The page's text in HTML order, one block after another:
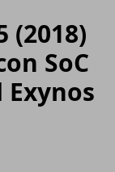
(2018)
SoC
Exynos